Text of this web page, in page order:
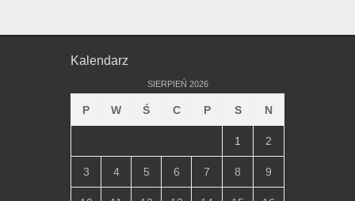
Kalendarz
SIERPIEŃ 2026
P W Ś C P S N
1 2
3 4 5 6 7 8 9